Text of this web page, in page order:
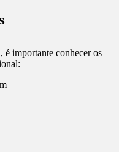
é importante conhecer os